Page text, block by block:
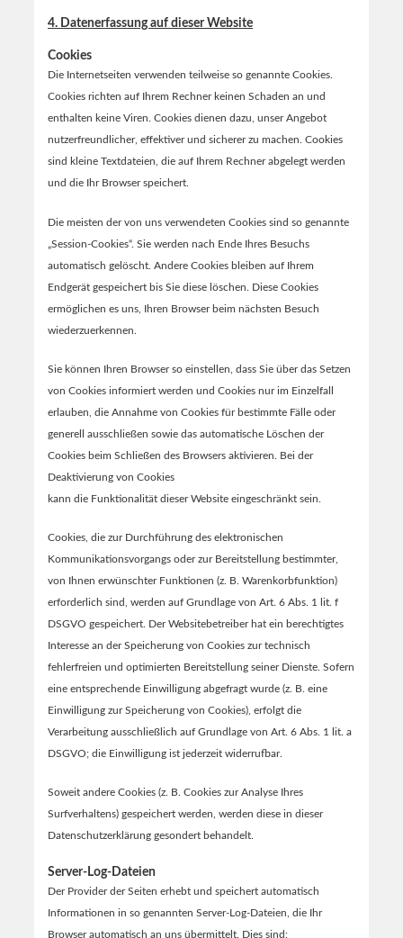
4. Datenerfassung auf dieser Website
Cookies
Die Internetseiten verwenden teilweise so genannte Cookies.
Cookies richten auf Ihrem Rechner keinen Schaden an und
enthalten keine Viren. Cookies dienen dazu, unser Angebot
nutzerfreundlicher, effektiver und sicherer zu machen. Cookies
sind kleine Textdateien, die auf Ihrem Rechner abgelegt werden
und die Ihr Browser speichert.
Die meisten der von uns verwendeten Cookies sind so genannte
„Session-Cookies“. Sie werden nach Ende Ihres Besuchs
automatisch gelöscht. Andere Cookies bleiben auf Ihrem
Endgerät gespeichert bis Sie diese löschen. Diese Cookies
ermöglichen es uns, Ihren Browser beim nächsten Besuch
wiederzuerkennen.
Sie können Ihren Browser so einstellen, dass Sie über das Setzen
von Cookies informiert werden und Cookies nur im Einzelfall
erlauben, die Annahme von Cookies für bestimmte Fälle oder
generell ausschließen sowie das automatische Löschen der
Cookies beim Schließen des Browsers aktivieren. Bei der
Deaktivierung von Cookies
kann die Funktionalität dieser Website eingeschränkt sein.
Cookies, die zur Durchführung des elektronischen
Kommunikationsvorgangs oder zur Bereitstellung bestimmter,
von Ihnen erwünschter Funktionen (z. B. Warenkorbfunktion)
erforderlich sind, werden auf Grundlage von Art. 6 Abs. 1 lit. f
DSGVO gespeichert. Der Websitebetreiber hat ein berechtigtes
Interesse an der Speicherung von Cookies zur technisch
fehlerfreien und optimierten Bereitstellung seiner Dienste. Sofern
eine entsprechende Einwilligung abgefragt wurde (z. B. eine
Einwilligung zur Speicherung von Cookies), erfolgt die
Verarbeitung ausschließlich auf Grundlage von Art. 6 Abs. 1 lit. a
DSGVO; die Einwilligung ist jederzeit widerrufbar.
Soweit andere Cookies (z. B. Cookies zur Analyse Ihres
Surfverhaltens) gespeichert werden, werden diese in dieser
Datenschutzerklärung gesondert behandelt.
Server-Log-Dateien
Der Provider der Seiten erhebt und speichert automatisch
Informationen in so genannten Server-Log-Dateien, die Ihr
Browser automatisch an uns übermittelt. Dies sind: